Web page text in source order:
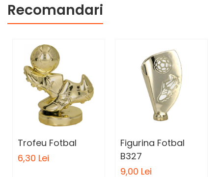
Recomandari
Trofeu Fotbal
6,30 Lei
Figurina Fotbal
B327
9,00 Lei